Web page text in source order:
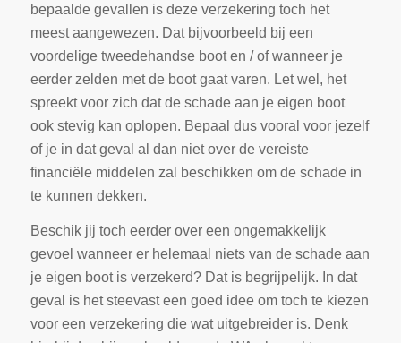
bepaalde gevallen is deze verzekering toch het
meest aangewezen. Dat bijvoorbeeld bij een
voordelige tweedehandse boot en / of wanneer je
eerder zelden met de boot gaat varen. Let wel, het
spreekt voor zich dat de schade aan je eigen boot
ook stevig kan oplopen. Bepaal dus vooral voor jezelf
of je in dat geval al dan niet over de vereiste
financiële middelen zal beschikken om de schade in
te kunnen dekken.
Beschik jij toch eerder over een ongemakkelijk
gevoel wanneer er helemaal niets van de schade aan
je eigen boot is verzekerd? Dat is begrijpelijk. In dat
geval is het steevast een goed idee om toch te kiezen
voor een verzekering die wat uitgebreider is. Denk